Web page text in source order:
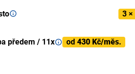
3 ×
předem / 11x od 430 Kč/měs.